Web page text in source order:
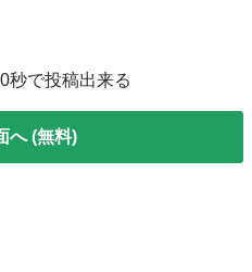
秒で投稿出来る
へ (無料)